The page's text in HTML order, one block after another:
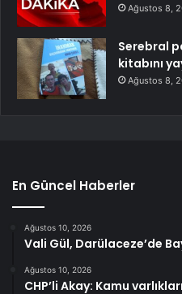
Ağustos 8,
Serebral
kitabını
Ağustos 8,
En Güncel Haberler
Ağustos 10, 2026
Vali Gül, Darülaceze’de
Ağustos 10, 2026
CHP’li Akay: Kamu